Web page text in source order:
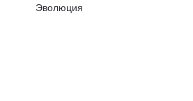
Эволюция